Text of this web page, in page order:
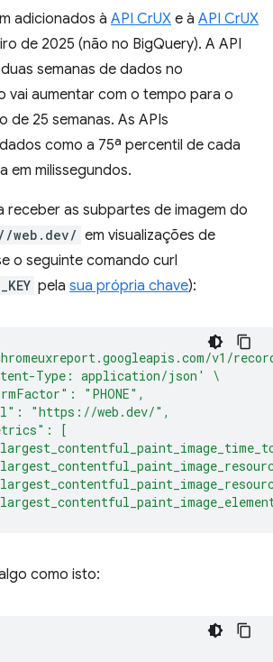
adicionados à API CrUX e à API CrUX
de 2025 (não no BigQuery). A API
semanas de dados no
vai aumentar com o tempo para o
de 25 semanas. As APIs
como a 75ª percentil de cada
em milissegundos.
receber as subpartes de imagem do
web.dev/ em visualizações de
o seguinte comando curl
pela sua própria chave):
v1/
Type: application/json'
\
"PHONE",
"https://web.dev/",
[
como isto: